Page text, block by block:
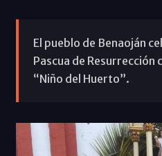
El pueblo de Benaoján
Pascua de
“Niño del Huerto”.